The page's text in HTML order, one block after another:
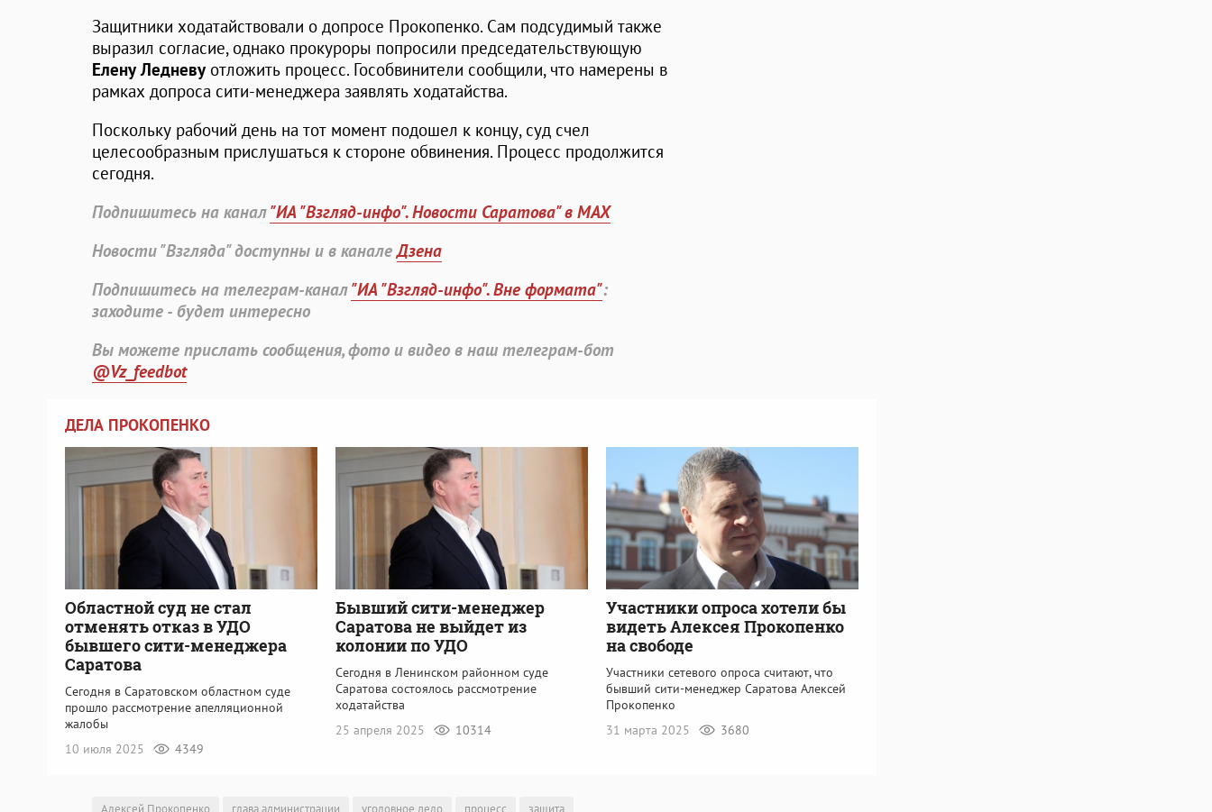
Защитники ходатайствовали о допросе Прокопенко. Сам подсудимый также
выразил согласие, однако прокуроры попросили председательствующую
Елену Ледневу отложить процесс. Гособвинители сообщили, что намерены в
рамках допроса сити-менеджера заявлять ходатайства.
Поскольку рабочий день на тот момент подошел к концу, суд счел
целесообразным прислушаться к стороне обвинения. Процесс продолжится
сегодня.
Подпишитесь на канал"ИА "Взгляд-инфо". Новости Саратова" в MAX
Новости "Взгляда" доступны и в каналеДзена
Подпишитесь на телеграм-канал"ИА "Взгляд-инфо". Вне формата":
заходите - будет интересно
Вы можете прислать сообщения, фото и видео в наш телеграм-бот
@Vz_feedbot
ДЕЛА ПРОКОПЕНКО
Областной суд не стал
отменять отказ в УДО
бывшего сити-менеджера
Саратова
Сегодня в Саратовском областном суде
прошло рассмотрение апелляционной
жалобы
10 июля 2025
4349
Бывший сити-менеджер
Саратова не выйдет из
колонии по УДО
Сегодня в Ленинском районном суде
Саратова состоялось рассмотрение
ходатайства
25 апреля 2025
10314
Участники опроса хотели бы
видеть Алексея Прокопенко
на свободе
Участники сетевого опроса считают, что
бывший сити-менеджер Саратова Алексей
Прокопенко
31 марта 2025
3680